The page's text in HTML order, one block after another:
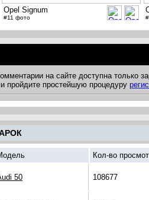
Opel Signum
#11 фото
на сайте доступна только
пройдите простейшую процедуру
Кол-во
50 108677